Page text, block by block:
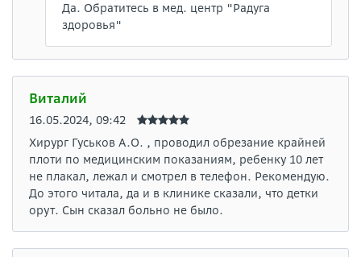
Да. Обратитесь в мед. центр "Радуга
здоровья"
Виталий
16.05.2024, 09:42
Хирург Гуськов А.О. , проводил обрезание крайней
плоти по медицинским показаниям, ребенку 10 лет
не плакал, лежал и смотрел в телефон. Рекомендую.
До этого читала, да и в клинике сказали, что детки
орут. Сын сказал больно не было.